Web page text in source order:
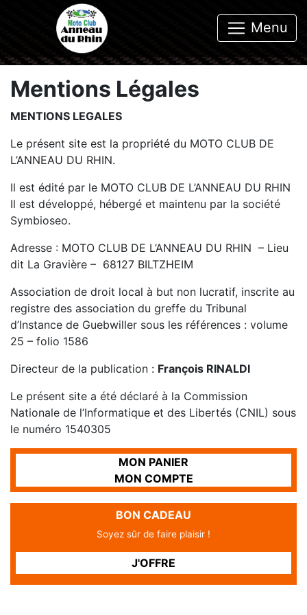
Menu
Mentions Légales
MENTIONS LEGALES
Le présent site est la propriété du MOTO CLUB DE
L’ANNEAU DU RHIN.
Il est édité par le MOTO CLUB DE L’ANNEAU DU RHIN
Il est développé, hébergé et maintenu par la société
Symbioseo.
Adresse : MOTO CLUB DE L’ANNEAU DU RHIN – Lieu
dit La Gravière – 68127 BILTZHEIM
Association de droit local à but non lucratif, inscrite au
registre des association du greffe du Tribunal
d’Instance de Guebwiller sous les références : volume
25 – folio 1586
Directeur de la publication : François RINALDI
Le présent site a été déclaré à la Commission
Nationale de l’Informatique et des Libertés (CNIL) sous
le numéro 1540305
MON PANIER
MON COMPTE
BON CADEAU
Soyez sûr de faire plaisir !
J'OFFRE